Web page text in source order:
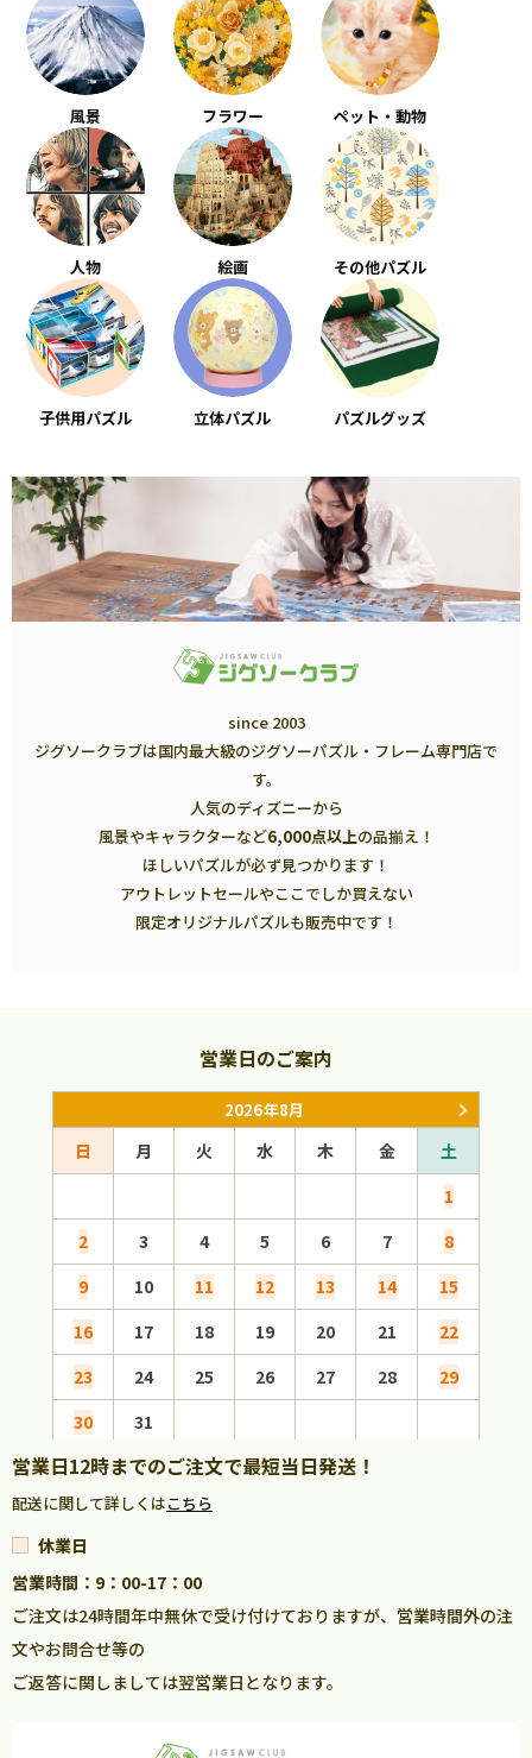
風景 フラワー ペット・動物
人物 絵画 その他パズル
子供用パズル 立体パズル パズルグッズ
since 2003
ジグソークラブは国内最大級のジグソーパズル・フレーム専門店で
す。
人気のディズニーから
風景やキャラクターなど6,000点以上の品揃え！
ほしいパズルが必ず見つかります！
アウトレットセールやここでしか買えない
限定オリジナルパズルも販売中です！
営業日のご案内
2026年8月
日 月 火 水 木 金
土
1
2
3 4 5 6 7
8
9
10 11 12 13 14
15
16
17 18 19 20 21
22
23
24 25 26 27 28
29
30
31
営業日12時までのご注文で最短当日発送！
配送に関して詳しくはこちら
休業日
営業時間：9：00-17：00
ご注文は24時間年中無休で受け付けておりますが、営業時間外の注
文やお問合せ等の
ご返答に関しましては翌営業日となります。